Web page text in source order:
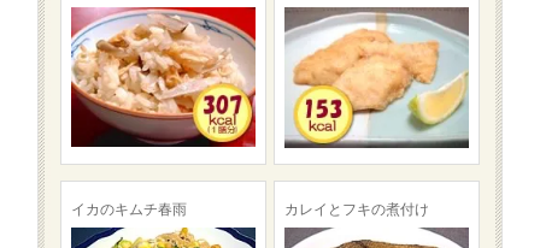
イカのキムチ春雨 カレイとフキの煮付け